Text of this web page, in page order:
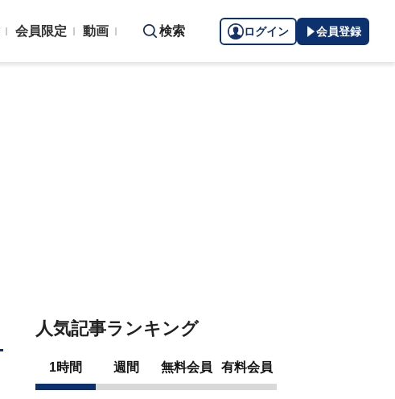
会員限定 動画 検索 ログイン 会員登録
人気記事ランキング
1時間 週間 無料会員 有料会員